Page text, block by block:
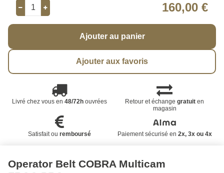
160,00 €
Ajouter au panier
Ajouter aux favoris
Livré chez vous en 48/72houvrées Retour et échangegratuit en
magasin
Satisfait ou remboursé Paiement sécurisé en 2x, 3x ou 4x
Operator Belt COBRA Multicam